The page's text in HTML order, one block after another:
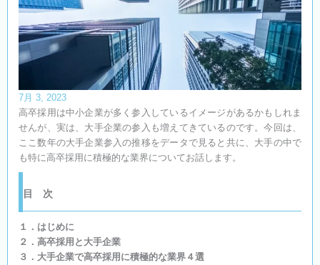
7月 3, 2023
高卒採用は中小企業が多く参入しているイメージがあるかもしれま
せんが、実は、大手企業の参入も増えてきているのです。今回は、
ここ数年の大手企業参入の推移をデータで見ると共に、大手の中で
も特に高卒採用に積極的な業界についてお話します。
目 次​
１．はじめに
２．高卒採用と大手企業
３．大手企業で高卒採用に積極的な業界４選